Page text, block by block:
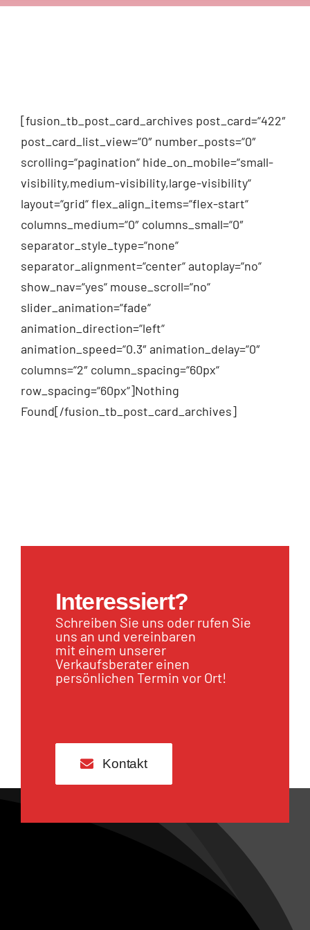
[fusion_tb_post_card_archives post_card=“422″
post_card_list_view=“0″ number_posts=“0″
scrolling=“pagination“ hide_on_mobile=“small-
visibility,medium-visibility,large-visibility“
layout=“grid“ flex_align_items=“flex-start“
columns_medium=“0″ columns_small=“0″
separator_style_type=“none“
separator_alignment=“center“ autoplay=“no“
show_nav=“yes“ mouse_scroll=“no“
slider_animation=“fade“
animation_direction=“left“
animation_speed=“0.3″ animation_delay=“0″
columns=“2″ column_spacing=“60px“
row_spacing=“60px“]Nothing
Found[/fusion_tb_post_card_archives]
Interessiert?
Schreiben Sie uns oder rufen Sie
uns an und vereinbaren
mit einem unserer
Verkaufsberater einen
persönlichen Termin vor Ort!
Kontakt